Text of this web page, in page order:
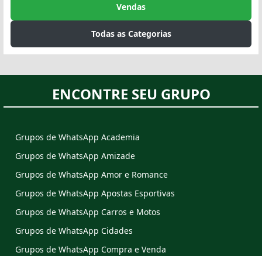
Vendas
Todas as Categorias
ENCONTRE SEU GRUPO
Grupos de WhatsApp Academia
Grupos de WhatsApp Amizade
Grupos de WhatsApp Amor e Romance
Grupos de WhatsApp Apostas Esportivas
Grupos de WhatsApp Carros e Motos
Grupos de WhatsApp Cidades
Grupos de WhatsApp Compra e Venda